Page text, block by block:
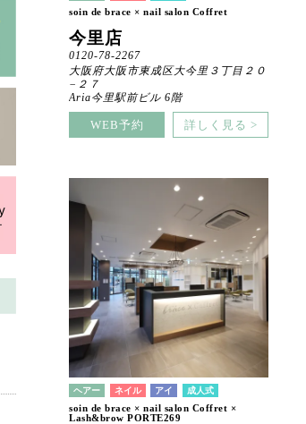
soin de brace × nail salon Coffret
今里店
0120-78-2267
大阪府大阪市東成区大今里３丁目２０
−２７
Aria今里駅前ビル 6階
WEB予約 詳しく見る >
ヘアー ネイル アイ 成人式
soin de brace × nail salon Coffret ×
Lash&brow PORTE269